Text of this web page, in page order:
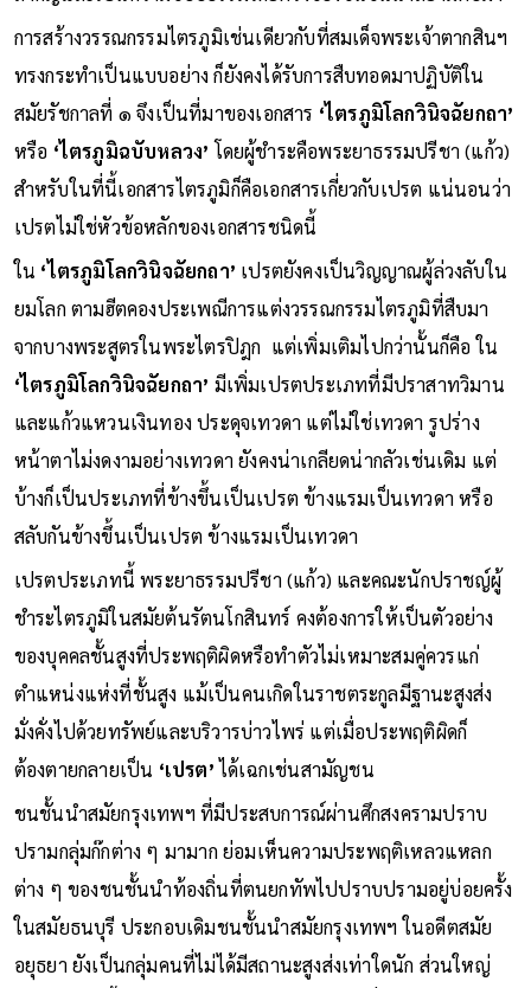
การสร้างวรรณกรรมไตรภูมิเช่นเดียวกับที่สมเด็จพระเจ้าตากสินฯ
ทรงกระทำเป็นแบบอย่าง ก็ยังคงได้รับการสืบทอดมาปฏิบัติใน
สมัยรัชกาลที่ ๑ จึงเป็นที่มาของเอกสาร ‘ไตรภูมิโลกวินิจฉัยกถา’
หรือ ‘ไตรภูมิฉบับหลวง’ โดยผู้ชำระคือพระยาธรรมปรีชา (แก้ว)
สำหรับในที่นี้เอกสารไตรภูมิก็คือเอกสารเกี่ยวกับเปรต แน่นอนว่า
เปรตไม่ใช่หัวข้อหลักของเอกสารชนิดนี้
ใน ‘ไตรภูมิโลกวินิจฉัยกถา’ เปรตยังคงเป็นวิญญาณผู้ล่วงลับใน
ยมโลก ตามฮีตคองประเพณีการแต่งวรรณกรรมไตรภูมิที่สืบมา
จากบางพระสูตรในพระไตรปิฎก แต่เพิ่มเติมไปกว่านั้นก็คือ ใน
‘ไตรภูมิโลกวินิจฉัยกถา’ มีเพิ่มเปรตประเภทที่มีปราสาทวิมาน
และแก้วแหวนเงินทอง ประดุจเทวดา แต่ไม่ใช่เทวดา รูปร่าง
หน้าตาไม่งดงามอย่างเทวดา ยังคงน่าเกลียดน่ากลัวเช่นเดิม แต่
บ้างก็เป็นประเภทที่ข้างขึ้นเป็นเปรต ข้างแรมเป็นเทวดา หรือ
สลับกันข้างขึ้นเป็นเปรต ข้างแรมเป็นเทวดา
เปรตประเภทนี้ พระยาธรรมปรีชา (แก้ว) และคณะนักปราชญ์ผู้
ชำระไตรภูมิในสมัยต้นรัตนโกสินทร์ คงต้องการให้เป็นตัวอย่าง
ของบุคคลชั้นสูงที่ประพฤติผิดหรือทำตัวไม่เหมาะสมคู่ควรแก่
ตำแหน่งแห่งที่ชั้นสูง แม้เป็นคนเกิดในราชตระกูลมีฐานะสูงส่ง
มั่งคั่งไปด้วยทรัพย์และบริวารบ่าวไพร่ แต่เมื่อประพฤติผิดก็
ต้องตายกลายเป็น ‘เปรต’ได้เฉกเช่นสามัญชน
ชนชั้นนำสมัยกรุงเทพฯ ที่มีประสบการณ์ผ่านศึกสงครามปราบ
ปรามกลุ่มก๊กต่าง ๆ มามาก ย่อมเห็นความประพฤติเหลวแหลก
ต่าง ๆ ของชนชั้นนำท้องถิ่นที่ตนยกทัพไปปราบปรามอยู่บ่อยครั้ง
ในสมัยธนบุรี ประกอบเดิมชนชั้นนำสมัยกรุงเทพฯ ในอดีตสมัย
อยุธยา ยังเป็นกลุ่มคนที่ไม่ได้มีสถานะสูงส่งเท่าใดนัก ส่วนใหญ่